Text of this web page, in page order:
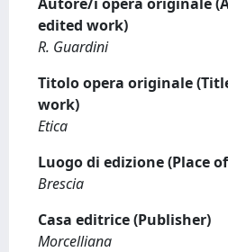
edited work)
R. Guardini
Titolo opera originale
work)
Etica
Luogo di edizione (Place
Brescia
Casa editrice (Publisher)
Morcelliana